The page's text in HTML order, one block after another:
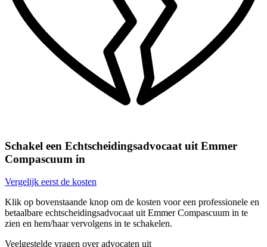
Schakel een Echtscheidingsadvocaat uit Emmer
Compascuum in
Vergelijk eerst de kosten
Klik op bovenstaande knop om de kosten voor een professionele en
betaalbare echtscheidingsadvocaat uit Emmer Compascuum in te
zien en hem/haar vervolgens in te schakelen.
Veelgestelde vragen over advocaten uit